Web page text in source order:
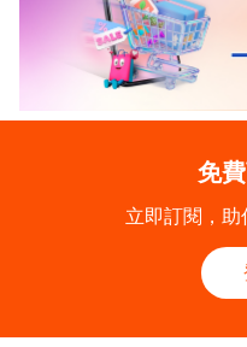
免
立即訂閱，